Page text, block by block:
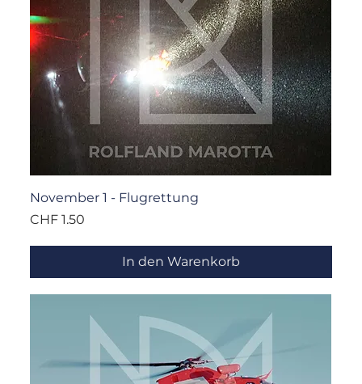
November 1 - Flugrettung
Preis
CHF 1.50
In den Warenkorb